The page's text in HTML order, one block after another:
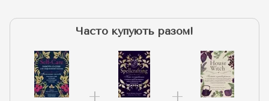
Часто купують разом!